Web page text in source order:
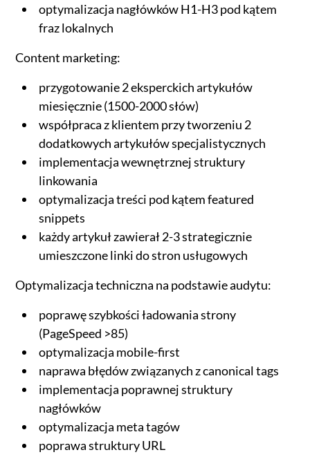
optymalizacja nagłówków H1-H3 pod kątem
fraz lokalnych
Content marketing:
przygotowanie 2 eksperckich artykułów
miesięcznie (1500-2000 słów)
współpraca z klientem przy tworzeniu 2
dodatkowych artykułów specjalistycznych
implementacja wewnętrznej struktury
linkowania
optymalizacja treści pod kątem featured
snippets
każdy artykuł zawierał 2-3 strategicznie
umieszczone linki do stron usługowych
Optymalizacja techniczna na podstawie audytu:
poprawę szybkości ładowania strony
(PageSpeed >85)
optymalizacja mobile-first
naprawa błędów związanych z canonical tags
implementacja poprawnej struktury
nagłówków
optymalizacja meta tagów
poprawa struktury URL